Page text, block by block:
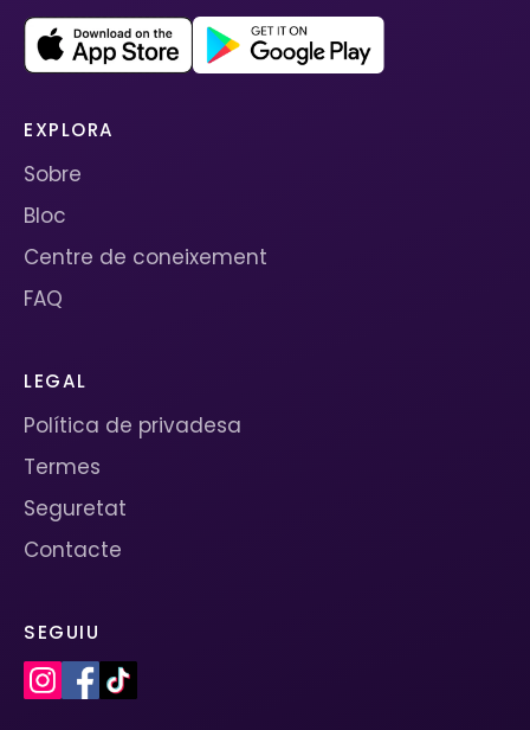
EXPLORA
Sobre
Bloc
Centre de coneixement
FAQ
LEGAL
Política de privadesa
Termes
Seguretat
Contacte
SEGUIU